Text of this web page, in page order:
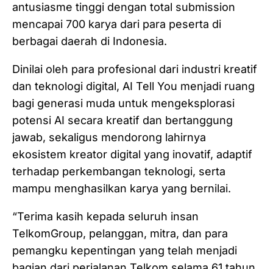
antusiasme tinggi dengan total submission
mencapai 700 karya dari para peserta di
berbagai daerah di Indonesia.
Dinilai oleh para profesional dari industri kreatif
dan teknologi digital, AI Tell You menjadi ruang
bagi generasi muda untuk mengeksplorasi
potensi AI secara kreatif dan bertanggung
jawab, sekaligus mendorong lahirnya
ekosistem kreator digital yang inovatif, adaptif
terhadap perkembangan teknologi, serta
mampu menghasilkan karya yang bernilai.
“Terima kasih kepada seluruh insan
TelkomGroup, pelanggan, mitra, dan para
pemangku kepentingan yang telah menjadi